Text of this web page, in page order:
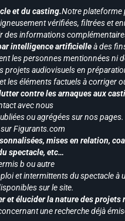
et du casting.Notre plateforme
vérifiées, filtrées et
des informations
intelligence artificielleà des
les personnes mentionnées ni
audiovisuels en
les éléments factuels à corriger
contre les arnaques aux
avec nous
ou agrégées sur nos pages.
Figurants.com
mises en relation,
spectacle, etc…
b ou autre
et intermittents du spectacle à
sur le site.
et élucider la nature des projets
une recherche déjà